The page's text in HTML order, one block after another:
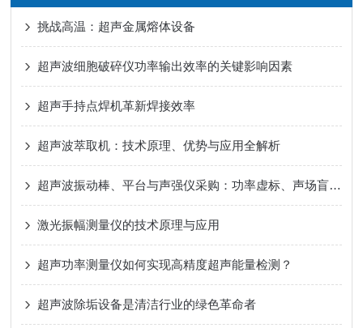
挑战高温：超声金属熔体设备
超声波细胞破碎仪功率输出效率的关键影响因素
超声手持点焊机革新焊接效率
超声波萃取机：技术原理、优势与应用全解析
超声波振动棒、平台与声强仪采购：功率虚标、声场盲区与校准溯源的工程破局
激光振幅测量仪的技术原理与应用
超声功率测量仪如何实现高精度超声能量检测？
超声波除垢设备是清洁行业的绿色革命者